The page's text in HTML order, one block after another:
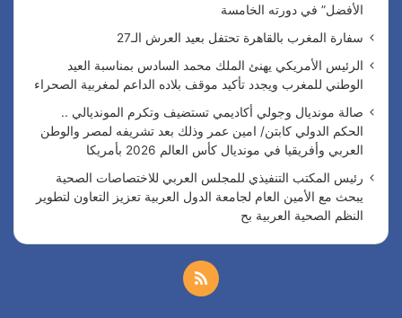
الأفضل” في دورته الخامسة
سفارة المغرب بالقاهرة تحتفل بعيد العرش الـ27
الرئيس الأمريكي يهنئ الملك محمد السادس بمناسبة العيد
الوطني للمغرب ويجدد تأكيد موقف بلاده الداعم لمغربية الصحراء
صالة مونديال وجولي أكاديمي تستضيف وتكرم المونديالي ..
الحكم الدولي كابتن/ امين عمر وذلك بعد تشريفه لمصر والوطن
العربي وأفريقيا في مونديال كأس العالم 2026 بأمريكا
رئيس المكتب التنفيذي للمجلس العربي للاختصاصات الصحية
يبحث مع الأمين العام لجامعة الدول العربية تعزيز التعاون لتطوير
النظم الصحية العربية بح